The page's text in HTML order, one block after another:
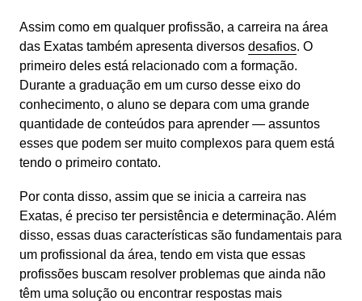
Assim como em qualquer profissão, a carreira na área
das Exatas também apresenta diversos desafios. O
primeiro deles está relacionado com a formação.
Durante a graduação em um curso desse eixo do
conhecimento, o aluno se depara com uma grande
quantidade de conteúdos para aprender — assuntos
esses que podem ser muito complexos para quem está
tendo o primeiro contato.
Por conta disso, assim que se inicia a carreira nas
Exatas, é preciso ter persistência e determinação. Além
disso, essas duas características são fundamentais para
um profissional da área, tendo em vista que essas
profissões buscam resolver problemas que ainda não
têm uma solução ou encontrar respostas mais